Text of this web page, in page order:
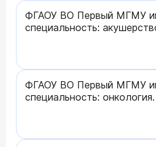
ФГАОУ ВО Первый МГМУ
специальность:
ФГАОУ ВО Первый МГМУ
специальность: онкология.